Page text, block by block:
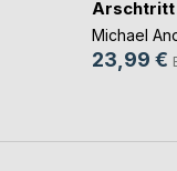
Arschtritt
Michael
23,99 €